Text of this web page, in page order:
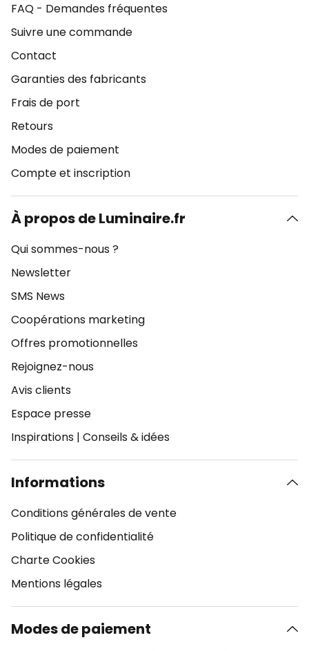
FAQ - Demandes fréquentes
Suivre une commande
Contact
Garanties des fabricants
Frais de port
Retours
Modes de paiement
Compte et inscription
À propos de Luminaire.fr
Qui sommes-nous ?
Newsletter
SMS News
Coopérations marketing
Offres promotionnelles
Rejoignez-nous
Avis clients
Espace presse
Inspirations | Conseils & idées
Informations
Conditions générales de vente
Politique de confidentialité
Charte Cookies
Mentions légales
Modes de paiement